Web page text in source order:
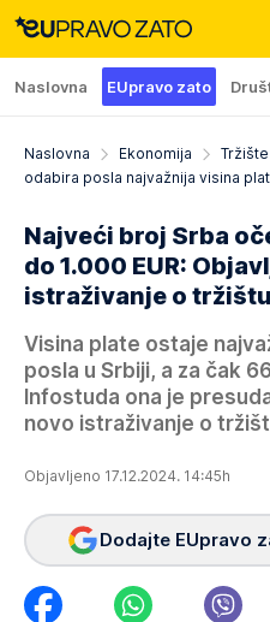
Naslovna EUpravo zato
Naslovna Ekonomija
odabira posla najvažnija visina
Najveći broj Srba
do 1.000 EUR:
istraživanje o
Visina plate ostaje
posla u Srbiji, a za čak
Infostuda ona je
novo istraživanje o
Objavljeno 17.12.2024. 14:45h
Dodajte EUpravo